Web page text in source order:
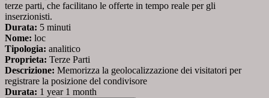
terze parti, che facilitano le offerte in tempo reale per gli
inserzionisti.
Durata: 5 minuti
Nome: loc
Tipologia: analitico
Proprieta: Terze Parti
Descrizione: Memorizza la geolocalizzazione dei visitatori per
registrare la posizione del condivisore
Durata: 1 year 1 month